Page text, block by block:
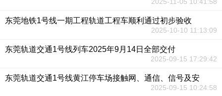
东莞地铁1号线一期工程轨道工程车顺利通过初步验收
2025-10-10 11:13:09
东莞轨道交通1号线列车2025年9月14日全部交付
2025-09-15 17:29:42
东莞轨道交通1号线黄江停车场接触网、通信、信号及安
2025-09-15 10:24:58